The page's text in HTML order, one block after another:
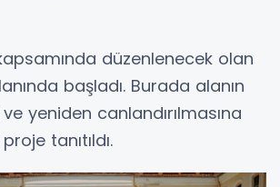
düzenlenecek olan
başladı. Burada alanın
yeniden canlandırılmasına
tanıtıldı.